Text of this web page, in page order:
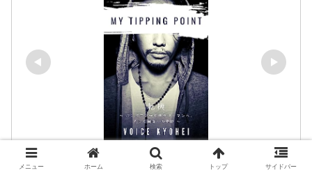
メニュー ホーム 検索 トップ サイドバー